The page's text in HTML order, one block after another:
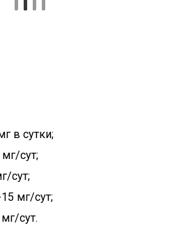
в сутки;
сут;
сут;
мг/сут;
сут.